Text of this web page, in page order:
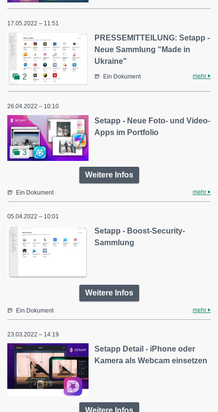
17.05.2022 – 11:51
2
PRESSEMITTEILUNG: Setapp -
Neue Sammlung "Made in
Ukraine"
Ein Dokument mehr
26.04.2022 – 10:10
3
Setapp - Neue Foto- und Video-
Apps im Portfolio
Weitere Infos
Ein Dokument mehr
05.04.2022 – 10:01
Setapp - Boost-Security-
Sammlung
Weitere Infos
Ein Dokument mehr
23.03.2022 – 14:19
Setapp Detail - iPhone oder
Kamera als Webcam einsetzen